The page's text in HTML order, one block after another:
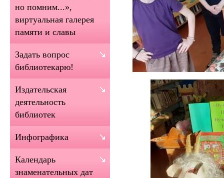
но помним...»,
виртуальная галерея
памяти и славы
Задать вопрос
библиотекарю!
Издательская
деятельность
библиотек
Инфографика
Календарь
знаменательных дат